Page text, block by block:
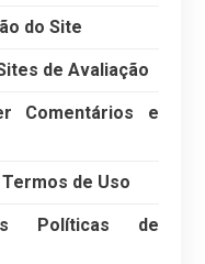
do Site
de Avaliação
Comentários e
de Uso
Políticas de